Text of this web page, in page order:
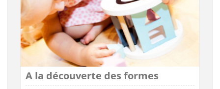
A la découverte des formes